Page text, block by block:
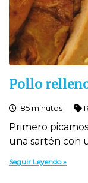
Pollo
85 minutos
Primero
una sartén con
Seguir Leyendo